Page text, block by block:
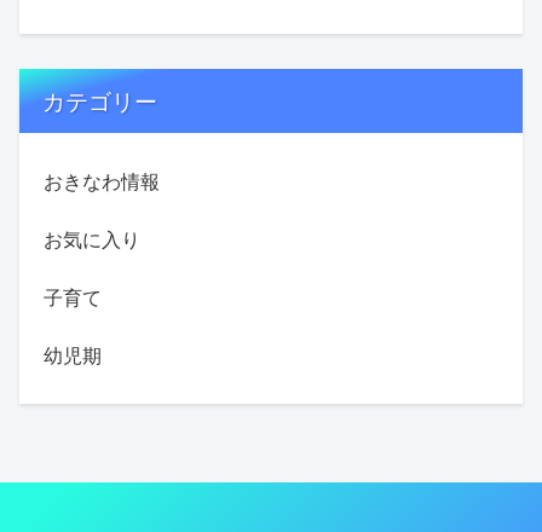
カテゴリー
おきなわ情報
お気に入り
子育て
幼児期